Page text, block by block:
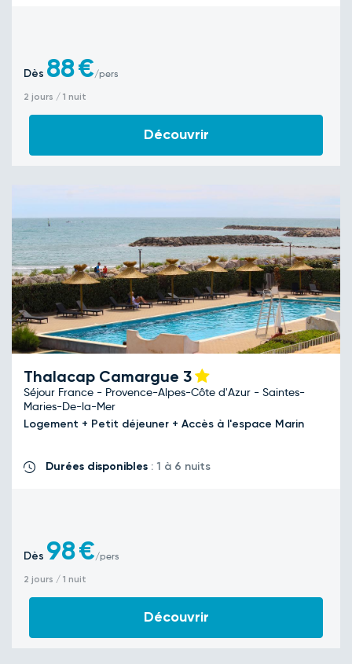
Dès 88€/pers
2 jours / 1 nuit
Découvrir
Thalacap Camargue 3
Séjour France - Provence-Alpes-Côte d'Azur - Saintes-
Maries-De-la-Mer
Logement + Petit déjeuner + Accès à l'espace Marin
Durées disponibles : 1 à 6 nuits
Dès 98€/pers
2 jours / 1 nuit
Découvrir